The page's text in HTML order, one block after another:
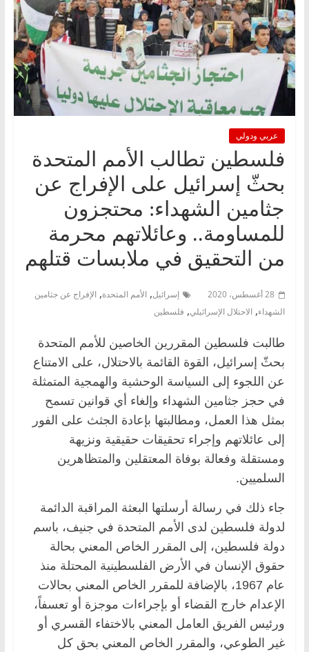
عربي ودولي
فلسطين تطالب الأمم المتحدة
بحثّ إسرائيل على الإفراج عن
جثامين الشهداء: محتجزون
للمساومة.. وعائلاتهم محرمة
من التحقيق في ملابسات قتلهم
28 أغسطس، 2020 إسرائيل, الأمم المتحدة, الإفراج عن جثامين
الشهداء, الاحتلال الإسرائيلي, فلسطين
طالبت فلسطين المقررين الخاصين للأمم المتحدة
بحثّ إسرائيل، القوة القائمة بالاحتلال، على الامتناع
عن اللجوء إلى السياسة الوحشية والهمجية المتمثلة
في حجز جثامين الشهداء وإلغاء أي قوانين تسمح
بمثل هذا العمل، ومطالبتها بإعادة الجثث على الفور
إلى عائلاتهم وإجراء تحقيقات حقيقية ونزيهة
ومستقلة وفعالة بوفاة المعتقلين والمتظاهرين
السلميين.
جاء ذلك في رسالة أرسلتها البعثة المراقبة الدائمة
لدولة فلسطين لدى الأمم المتحدة في جنيف، باسم
دولة فلسطين، إلى المقرر الخاص المعني بحالة
حقوق الإنسان في الأرض الفلسطينية المحتلة منذ
عام 1967، بالإضافة للمقرر الخاص المعني بحالات
الإعدام خارج القضاء أو بإجراءات موجزة أو تعسفاً،
ورئيس الفريق العامل المعني بالاختفاء القسري أو
غير الطوعي، والمقرر الخاص المعني بحق كل